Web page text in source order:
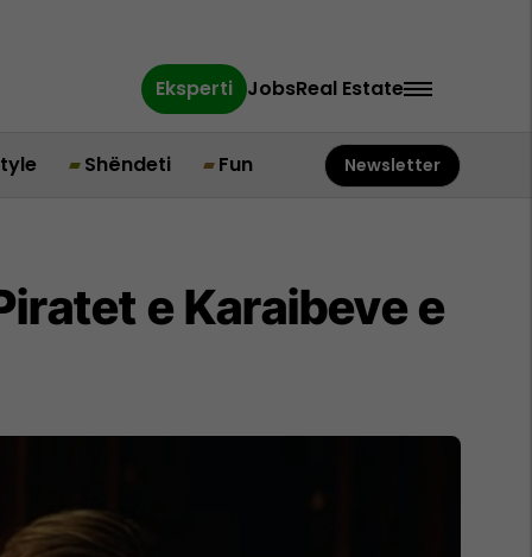
Eksperti JobsReal Estate
Shëndeti Fun Newsletter
e Karaibeve e